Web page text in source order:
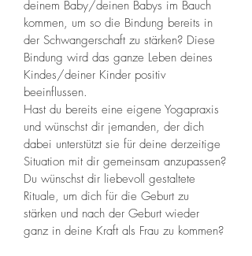
deinem Baby/deinen Babys im Bauch
kommen, um so die Bindung bereits in
der Schwangerschaft zu stärken? Diese
Bindung wird das ganze Leben deines
Kindes/deiner Kinder positiv
beeinflussen.
Hast du bereits eine eigene Yogapraxis
und wünschst dir jemanden, der dich
dabei unterstützt sie für deine derzeitige
Situation mit dir gemeinsam anzupassen?
Du wünschst dir liebevoll gestaltete
Rituale, um dich für die Geburt zu
stärken und nach der Geburt wieder
ganz in deine Kraft als Frau zu kommen?